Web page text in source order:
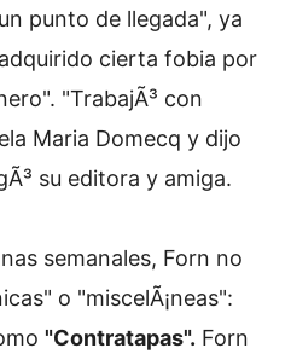
punto de llegada", ya
cierta fobia por
"TrabajÃ³ con
Maria Domecq y dijo
su editora y amiga.
semanales, Forn no
o "miscelÃ¡neas":
"Contratapas". Forn